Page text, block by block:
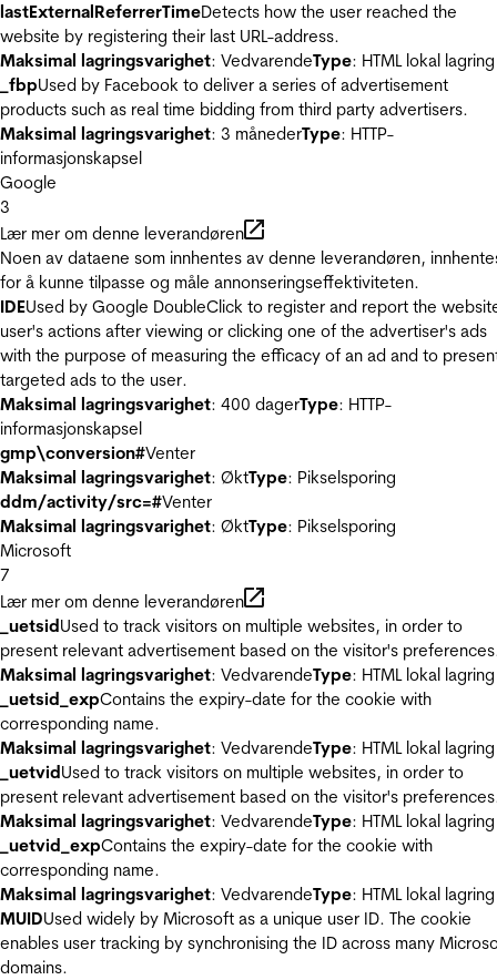
lastExternalReferrerTimeDetects how the user reached the
website by registering their last URL-address.
Maksimal lagringsvarighet: VedvarendeType: HTML lokal lagring
_fbpUsed by Facebook to deliver a series of advertisement
products such as real time bidding from third party advertisers.
Maksimal lagringsvarighet: 3 månederType: HTTP-
informasjonskapsel
Google
3
Lær mer om denne leverandøren
Noen av dataene som innhentes av denne leverandøren,
for å kunne tilpasse og måle annonseringseffektiviteten.
IDEUsed by Google DoubleClick to register and report the
user's actions after viewing or clicking one of the advertiser's ads
with the purpose of measuring the efficacy of an ad and to
targeted ads to the user.
Maksimal lagringsvarighet: 400 dagerType: HTTP-
informasjonskapsel
gmp\conversion#Venter
Maksimal lagringsvarighet: ØktType: Pikselsporing
ddm/activity/src=#Venter
Maksimal lagringsvarighet: ØktType: Pikselsporing
Microsoft
7
Lær mer om denne leverandøren
_uetsidUsed to track visitors on multiple websites, in order to
present relevant advertisement based on the visitor's
Maksimal lagringsvarighet: VedvarendeType: HTML lokal lagring
_uetsid_expContains the expiry-date for the cookie with
corresponding name.
Maksimal lagringsvarighet: VedvarendeType: HTML lokal lagring
_uetvidUsed to track visitors on multiple websites, in order to
present relevant advertisement based on the visitor's
Maksimal lagringsvarighet: VedvarendeType: HTML lokal lagring
_uetvid_expContains the expiry-date for the cookie with
corresponding name.
Maksimal lagringsvarighet: VedvarendeType: HTML lokal lagring
MUIDUsed widely by Microsoft as a unique user ID. The cookie
enables user tracking by synchronising the ID across many
domains.